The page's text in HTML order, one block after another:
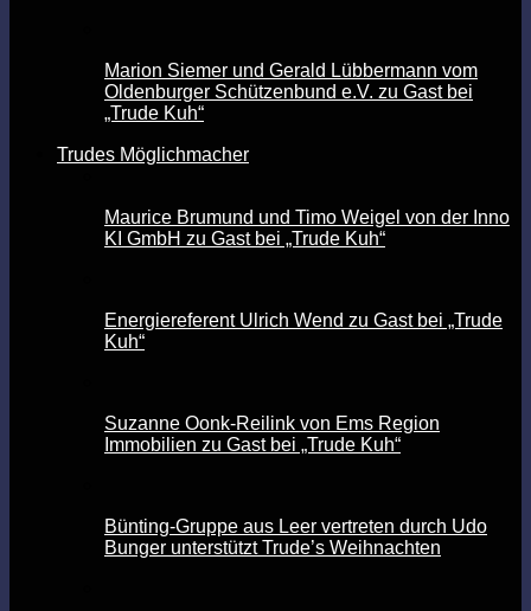
Marion Siemer und Gerald Lübbermann vom
Oldenburger Schützenbund e.V. zu Gast bei
„Trude Kuh“
Trudes Möglichmacher
Maurice Brumund und Timo Weigel von der Inno
KI GmbH zu Gast bei „Trude Kuh“
Energiereferent Ulrich Wend zu Gast bei „Trude
Kuh“
Suzanne Oonk-Reilink von Ems Region
Immobilien zu Gast bei „Trude Kuh“
Bünting-Gruppe aus Leer vertreten durch Udo
Bunger unterstützt Trude’s Weihnachten